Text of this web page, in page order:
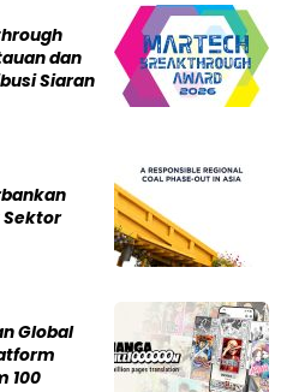
dan
Siaran
Sektor
Global
100